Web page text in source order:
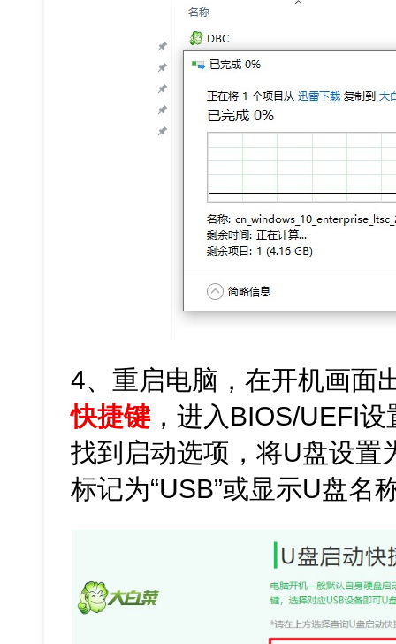
4、重启电脑，在开机画面
快捷键，进入BIOS/UEFI设
找到启动选项，将U盘设置
标记为“USB”或显示U盘名